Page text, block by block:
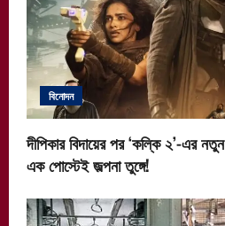
বিনোদন
দীপিকার বিদায়ের পর ‘কল্কি ২’-এর
এক পোস্টেই জল্পনা তুঙ্গে!